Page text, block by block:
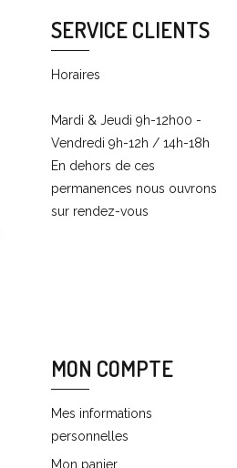
SERVICE CLIENTS
Horaires
Mardi & Jeudi 9h-12h00 -
Vendredi 9h-12h / 14h-18h
En dehors de ces
permanences nous ouvrons
sur rendez-vous
MON COMPTE
Mes informations
personnelles
Mon panier